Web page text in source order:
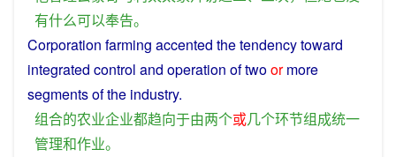
有什么可以奉告。
Corporation farming accented thetendencytoward
integrated control and operation oftwoor more
segmentsof the industry.
组合的农业企业都趋向于由两个或几个环节组成统一
管理和作业。